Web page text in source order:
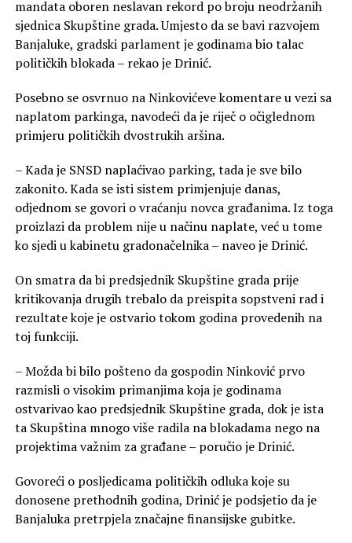
mandata oboren neslavan rekord po broju neodržanih
sjednica Skupštine grada. Umjesto da se bavi razvojem
Banjaluke, gradski parlament je godinama bio talac
političkih blokada – rekao je Drinić.
Posebno se osvrnuo na Ninkovićeve komentare u vezi sa
naplatom parkinga, navodeći da je riječ o očiglednom
primjeru političkih dvostrukih aršina.
– Kada je SNSD naplaćivao parking, tada je sve bilo
zakonito. Kada se isti sistem primjenjuje danas,
odjednom se govori o vraćanju novca građanima. Iz toga
proizlazi da problem nije u načinu naplate, već u tome
ko sjedi u kabinetu gradonačelnika – naveo je Drinić.
On smatra da bi predsjednik Skupštine grada prije
kritikovanja drugih trebalo da preispita sopstveni rad i
rezultate koje je ostvario tokom godina provedenih na
toj funkciji.
– Možda bi bilo pošteno da gospodin Ninković prvo
razmisli o visokim primanjima koja je godinama
ostvarivao kao predsjednik Skupštine grada, dok je ista
ta Skupština mnogo više radila na blokadama nego na
projektima važnim za građane – poručio je Drinić.
Govoreći o posljedicama političkih odluka koje su
donosene prethodnih godina, Drinić je podsjetio da je
Banjaluka pretrpjela značajne finansijske gubitke.